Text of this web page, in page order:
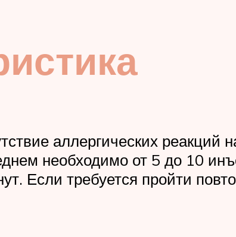
аллергических реакций
необходимо от 5 до 10
Если требуется пройти